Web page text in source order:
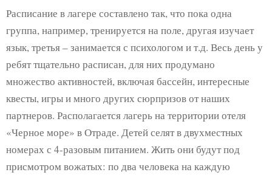
Расписание в лагере составлено так, что пока одна
группа, например, тренируется на поле, другая изучает
язык, третья – занимается с психологом и т.д. Весь день у
ребят тщательно расписан, для них продумано
множество активностей, включая бассейн, интересные
квесты, игры и много других сюрпризов от наших
партнеров. Располагается лагерь на территории отеля
«Черное море» в Отраде. Детей селят в двухместных
номерах с 4-разовым питанием. Жить они будут под
присмотром вожатых: по два человека на каждую